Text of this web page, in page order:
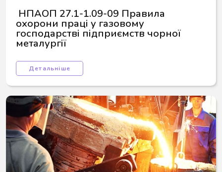
охорони праці у газовому
господарстві підприємств чорної
металургії
Детальніше